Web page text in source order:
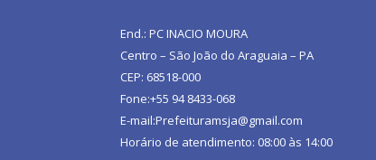
End.: PC INACIO MOURA
Centro – São João do Araguaia – PA
CEP: 68518-000
Fone:+55 94 8433-068
E-mail:Prefeituramsja@gmail.com
Horário de atendimento: 08:00 às 14:00